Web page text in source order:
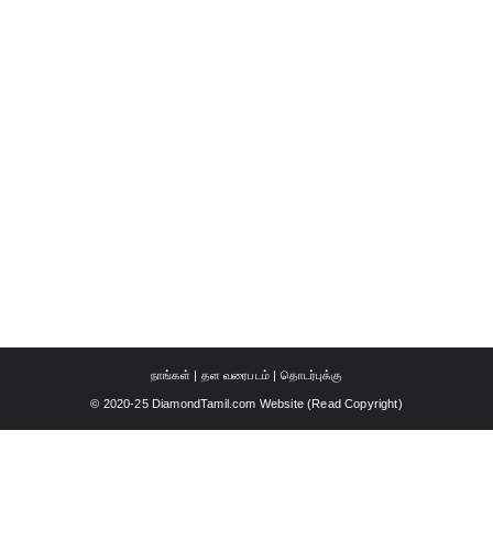
நாங்கள் | தள வரைபடம் | தொடர்புக்கு
© 2020-25 DiamondTamil.com Website (Read Copyright)